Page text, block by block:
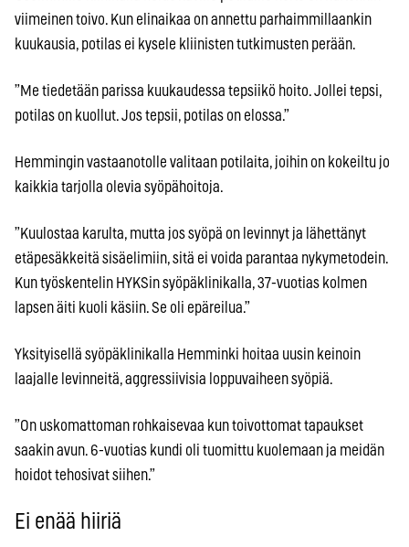
viimeinen toivo. Kun elinaikaa on annettu parhaimmillaankin
kuukausia, potilas ei kysele kliinisten tutkimusten perään.
”Me tiedetään parissa kuukaudessa tepsiikö hoito. Jollei tepsi,
potilas on kuollut. Jos tepsii, potilas on elossa.”
Hemmingin vastaanotolle valitaan potilaita, joihin on kokeiltu jo
kaikkia tarjolla olevia syöpähoitoja.
”Kuulostaa karulta, mutta jos syöpä on levinnyt ja lähettänyt
etäpesäkkeitä sisäelimiin, sitä ei voida parantaa nykymetodein.
Kun työskentelin HYKSin syöpäklinikalla, 37-vuotias kolmen
lapsen äiti kuoli käsiin. Se oli epäreilua.”
Yksityisellä syöpäklinikalla Hemminki hoitaa uusin keinoin
laajalle levinneitä, aggressiivisia loppuvaiheen syöpiä.
”On uskomattoman rohkaisevaa kun toivottomat tapaukset
saakin avun. 6-vuotias kundi oli tuomittu kuolemaan ja meidän
hoidot tehosivat siihen.”
Ei enää hiiriä